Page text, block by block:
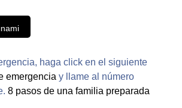
haga click en el siguiente
emergencia y llame al número
8 pasos de una familia preparada